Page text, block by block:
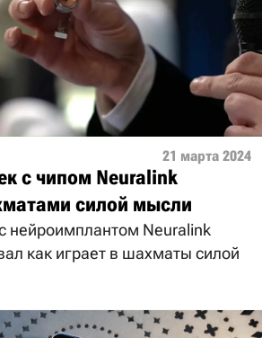
21 марта 2024
с чипом Neuralink
силой мысли
нейроимплантом Neuralink
как играет в шахматы силой